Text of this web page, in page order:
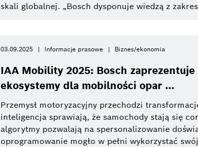
skali globalnej. „Bosch dysponuje wiedzą z
03.09.2025 Informacje prasowe Biznes/ekonomia
IAA Mobility 2025: Bosch
ekosystemy dla mobilności opar ...
Przemysł motoryzacyjny przechodzi
inteligencja sprawiają, że samochody stają się
algorytmy pozwalają na spersonalizowanie
oprogramowanie mogło w pełni wykorzystać